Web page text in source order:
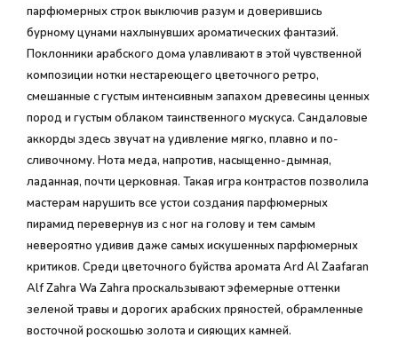
парфюмерных строк выключив разум и доверившись
бурному цунами нахлынувших ароматических фантазий.
Поклонники арабского дома улавливают в этой чувственной
композиции нотки нестареющего цветочного ретро,
смешанные с густым интенсивным запахом древесины ценных
пород и густым облаком таинственного мускуса. Сандаловые
аккорды здесь звучат на удивление мягко, плавно и по-
сливочному. Нота меда, напротив, насыщенно-дымная,
ладанная, почти церковная. Такая игра контрастов позволила
мастерам нарушить все устои создания парфюмерных
пирамид перевернув из с ног на голову и тем самым
невероятно удивив даже самых искушенных парфюмерных
критиков. Среди цветочного буйства аромата Ard Al Zaafaran
Alf Zahra Wa Zahra проскальзывают эфемерные оттенки
зеленой травы и дорогих арабских пряностей, обрамленные
восточной роскошью золота и сияющих камней.